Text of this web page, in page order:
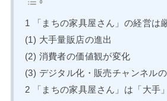
1 「まちの家具屋さん」の経営は
(1) 大手量販店の進出
(2) 消費者の価値観が変化
(3) デジタル化・販売チャンネル
2 「まちの家具屋さん」は「大手